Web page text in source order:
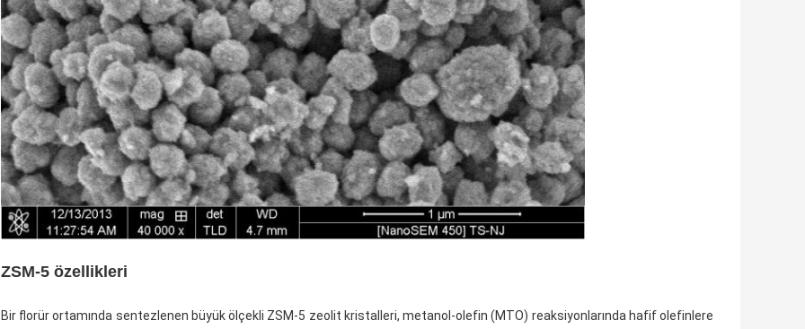
ZSM-5 özellikleri
Bir florür ortamında sentezlenen büyük ölçekli ZSM-5 zeolit ​​kristalleri, metanol-olefin (MTO) reaksiyonlarında hafif olefinlere